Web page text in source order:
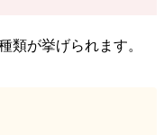
類が挙げられます。